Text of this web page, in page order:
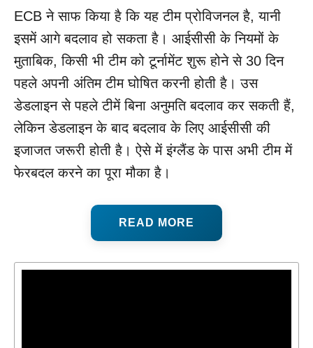
ECB ने साफ किया है कि यह टीम प्रोविजनल है, यानी
इसमें आगे बदलाव हो सकता है। आईसीसी के नियमों के
मुताबिक, किसी भी टीम को टूर्नामेंट शुरू होने से 30 दिन
पहले अपनी अंतिम टीम घोषित करनी होती है। उस
डेडलाइन से पहले टीमें बिना अनुमति बदलाव कर सकती हैं,
लेकिन डेडलाइन के बाद बदलाव के लिए आईसीसी की
इजाजत जरूरी होती है। ऐसे में इंग्लैंड के पास अभी टीम में
फेरबदल करने का पूरा मौका है।
READ MORE